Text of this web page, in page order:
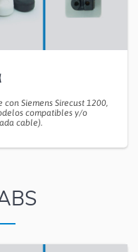
con Siemens Sirecust 1200,
compatibles y/o
cable).